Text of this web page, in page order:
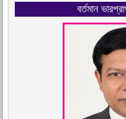
বর্তমান